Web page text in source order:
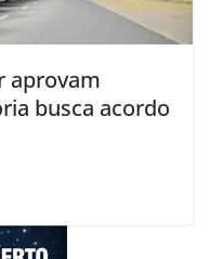
aprovam
busca acordo